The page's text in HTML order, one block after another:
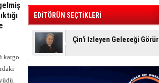
kargo
EDİTÖRÜN SEÇTİKLERİ
Çin'i İzleyen Geleceği Görür